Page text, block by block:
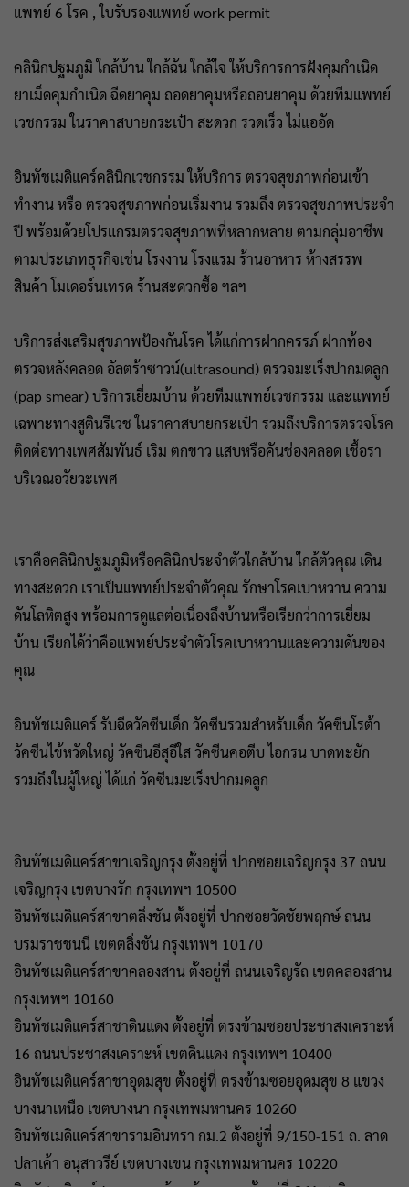
แพทย์ 6 โรค , ใบรับรองแพทย์ work permit
คลินิกปฐมภูมิ ใกล้บ้าน ใกล้ฉัน ใกล้ใจ ให้บริการการฝังคุมกำเนิด
ยาเม็ดคุมกำเนิด ฉีดยาคุม ถอดยาคุมหรือถอนยาคุม ด้วยทีมแพทย์
เวชกรรม ในราคาสบายกระเป๋า สะดวก รวดเร็ว ไม่แออัด
อินทัชเมดิแคร์คลินิกเวชกรรม ให้บริการ ตรวจสุขภาพก่อนเข้า
ทำงาน หรือ ตรวจสุขภาพก่อนเริ่มงาน รวมถึง ตรวจสุขภาพประจำ
ปี พร้อมด้วยโปรแกรมตรวจสุขภาพที่หลากหลาย ตามกลุ่มอาชีพ
ตามประเภทธุรกิจเช่น โรงงาน โรงแรม ร้านอาหาร ห้างสรรพ
สินค้า โมเดอร์นเทรด ร้านสะดวกซื้อ ฯลฯ
บริการส่งเสริมสุขภาพป้องกันโรค ได้แก่การฝากครรภ์ ฝากท้อง
ตรวจหลังคลอด อัลตร้าซาวน์(ultrasound) ตรวจมะเร็งปากมดลูก
(pap smear) บริการเยี่ยมบ้าน ด้วยทีมแพทย์เวชกรรม และแพทย์
เฉพาะทางสูตินรีเวช ในราคาสบายกระเป๋า รวมถึงบริการตรวจโรค
ติดต่อทางเพศสัมพันธ์ เริม ตกขาว แสบหรือคันช่องคลอด เชื้อรา
บริเวณอวัยวะเพศ
เราคือคลินิกปฐมภูมิหรือคลินิกประจำตัวใกล้บ้าน ใกล้ตัวคุณ เดิน
ทางสะดวก เราเป็นแพทย์ประจำตัวคุณ รักษาโรคเบาหวาน ความ
ดันโลหิตสูง พร้อมการดูแลต่อเนื่องถึงบ้านหรือเรียกว่าการเยี่ยม
บ้าน เรียกได้ว่าคือแพทย์ประจำตัวโรคเบาหวานและความดันของ
คุณ
อินทัชเมดิแคร์ รับฉีดวัคซีนเด็ก วัคซีนรวมสำหรับเด็ก วัคซีนโรต้า
วัคซีนไข้หวัดใหญ่ วัคซีนอีสุอีใส วัคซีนคอตีบ ไอกรน บาดทะยัก
รวมถึงในผู้ใหญ่ ได้แก่ วัคซีนมะเร็งปากมดลูก
อินทัชเมดิแคร์สาขาเจริญกรุง ตั้งอยู่ที่ ปากซอยเจริญกรุง 37 ถนน
เจริญกรุง เขตบางรัก กรุงเทพฯ 10500
อินทัชเมดิแคร์สาขาตลิ่งชัน ตั้งอยู่ที่ ปากซอยวัดชัยพฤกษ์ ถนน
บรมราชชนนี เขตตลิ่งชัน กรุงเทพฯ 10170
อินทัชเมดิแคร์สาขาคลองสาน ตั้งอยู่ที่ ถนนเจริญรัถ เขตคลองสาน
กรุงเทพฯ 10160
อินทัชเมดิแคร์สาชาดินแดง ตั้งอยู่ที่ ตรงข้ามซอยประชาสงเคราะห์
16 ถนนประชาสงเคราะห์ เขตดินแดง กรุงเทพฯ 10400
อินทัชเมดิแคร์สาชาอุดมสุข ตั้งอยู่ที่ ตรงข้ามซอยอุดมสุข 8 แขวง
บางนาเหนือ เขตบางนา กรุงเทพมหานคร 10260
อินทัชเมดิแคร์สาขารามอินทรา กม.2 ตั้งอยู่ที่ 9/150-151 ถ. ลาด
ปลาเค้า อนุสาวรีย์ เขตบางเขน กรุงเทพมหานคร 10220